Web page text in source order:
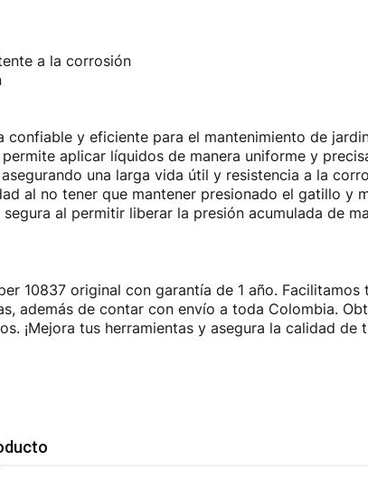
a la corrosión
confiable y eficiente para el mantenimiento de
aplicar líquidos de manera uniforme y
una larga vida útil y resistencia a la
al no tener que mantener presionado el gatillo y
al permitir liberar la presión acumulada de
10837 original con garantía de 1 año.
además de contar con envío a toda Colombia.
¡Mejora tus herramientas y asegura la calidad